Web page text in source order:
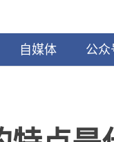
自媒体 公众